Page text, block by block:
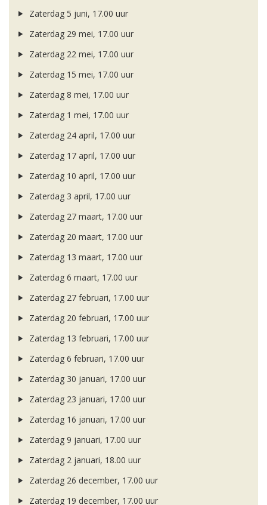
Zaterdag 5 juni, 17.00 uur
Zaterdag 29 mei, 17.00 uur
Zaterdag 22 mei, 17.00 uur
Zaterdag 15 mei, 17.00 uur
Zaterdag 8 mei, 17.00 uur
Zaterdag 1 mei, 17.00 uur
Zaterdag 24 april, 17.00 uur
Zaterdag 17 april, 17.00 uur
Zaterdag 10 april, 17.00 uur
Zaterdag 3 april, 17.00 uur
Zaterdag 27 maart, 17.00 uur
Zaterdag 20 maart, 17.00 uur
Zaterdag 13 maart, 17.00 uur
Zaterdag 6 maart, 17.00 uur
Zaterdag 27 februari, 17.00 uur
Zaterdag 20 februari, 17.00 uur
Zaterdag 13 februari, 17.00 uur
Zaterdag 6 februari, 17.00 uur
Zaterdag 30 januari, 17.00 uur
Zaterdag 23 januari, 17.00 uur
Zaterdag 16 januari, 17.00 uur
Zaterdag 9 januari, 17.00 uur
Zaterdag 2 januari, 18.00 uur
Zaterdag 26 december, 17.00 uur
Zaterdag 19 december, 17.00 uur